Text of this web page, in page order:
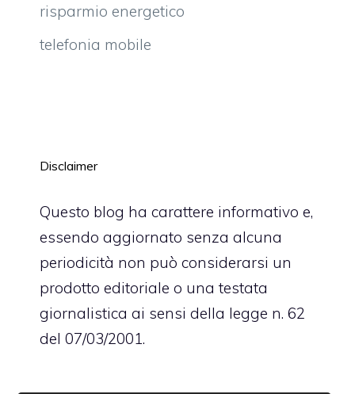
risparmio energetico
telefonia mobile
Disclaimer
Questo blog ha carattere informativo e,
essendo aggiornato senza alcuna
periodicità non può considerarsi un
prodotto editoriale o una testata
giornalistica ai sensi della legge n. 62
del 07/03/2001.